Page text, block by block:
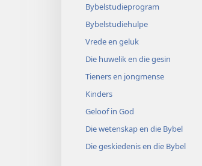
Bybelstudieprogram
Bybelstudiehulpe
Vrede en geluk
Die huwelik en die gesin
Tieners en jongmense
Kinders
Geloof in God
Die wetenskap en die Bybel
Die geskiedenis en die Bybel